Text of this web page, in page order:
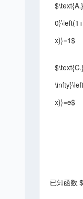
x}}=1$
x}}=e$
已知函数